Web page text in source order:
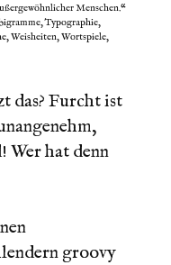
Menschen.“
Typographie,
Weisheiten, Wortspiele,
das? Furcht ist
Wer hat denn
groovy